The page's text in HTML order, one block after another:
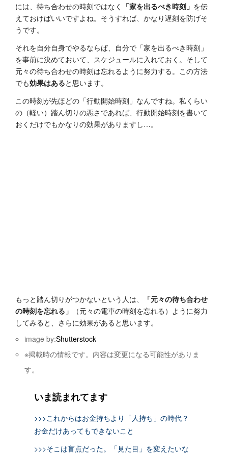
には、待ち合わせの時刻ではなく
「家を出るべき時刻」 を伝
えておけばいいですよね。そうすれば、かなり遅刻を防げそ
うです。
それを自分自身でやるならば、自分で「家を出るべき時刻」
を事前に決めておいて、スケジュールに入れておく。そして
元々の待ち合わせの時刻は忘れるように努力する。この方法
でも効果はあると思います。
この時刻が先ほどの「行動開始時刻」なんですね。私くらい
の（軽い）踏ん切りの悪さであれば、行動開始時刻を書いて
おくだけでもかなりの効果がありますし…。
もっと踏ん切りがつかないという人は、
「元々の待ち合わせ
の時刻を忘れる」
（元々の電車の時刻を忘れる）ように努力
してみると、さらに効果があると思います。
image by:Shutterstock
※掲載時の情報です。内容は変更になる可能性がありま
す。
いま読まれてます
>>>これからはお金持ちより「人持ち」の時代？
お金だけあってもできないこと
>>>そこは盲点だった。「見た目」を変えたいな